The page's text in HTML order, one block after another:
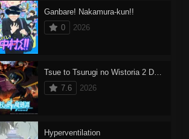
Ganbare! Nakamura-kun!!
0
2026
Tsue to Tsurugi no Wistoria 2 Dublado
7.6
2026
Hyperventilation